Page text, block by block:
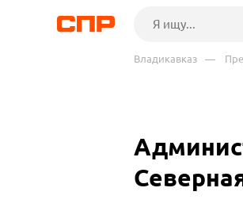
Владикавказ —